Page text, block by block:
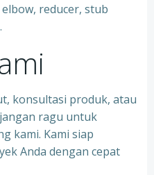
reducer, stub
konsultasi produk, atau
ragu untuk
kami. Kami siap
Anda dengan cepat